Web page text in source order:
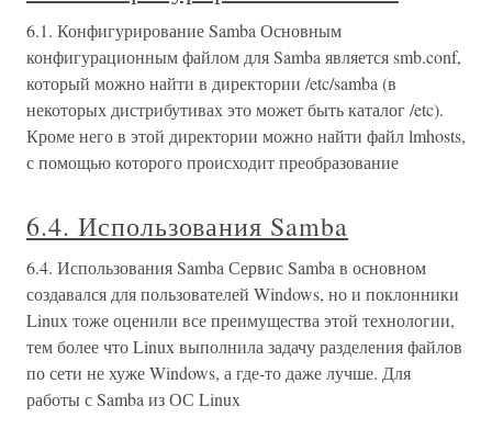
6.1. Конфигурирование Samba Основным
конфигурационным файлом для Samba является smb.conf,
который можно найти в директории /etc/samba (в
некоторых дистрибутивах это может быть каталог /etc).
Кроме него в этой директории можно найти файл lmhosts,
с помощью которого происходит преобразование
6.4. Использования Samba
6.4. Использования Samba Сервис Samba в основном
создавался для пользователей Windows, но и поклонники
Linux тоже оценили все преимущества этой технологии,
тем более что Linux выполнила задачу разделения файлов
по сети не хуже Windows, а где-то даже лучше. Для
работы с Samba из ОС Linux